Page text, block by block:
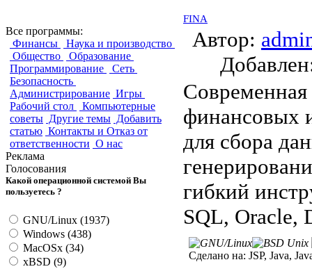
Все программы:
Финансы
Наука и производство
Общество
Образование
Программирование
Сеть
Безопасность
Администрирование Игры
Рабочий стол
Компьютерные
советы Другие темы Добавить
статью Контакты и Отказ от
ответственности О нас
Реклама
Голосования
Какой операционной системой Вы
пользуетесь ?
GNU/Linux (1937)
Windows (438)
MacOSx (34)
xBSD (9)
FINA
Автор:
финансовых
для сбора
гибкий
SQL, Oracle,
Сделано на: JSP, Java,